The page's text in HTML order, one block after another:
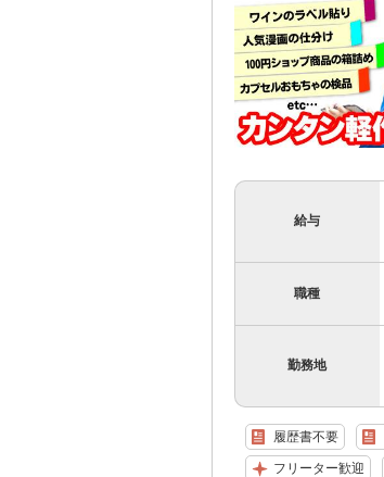
給与
職種
勤務地
履歴書不要
フリーター歓迎